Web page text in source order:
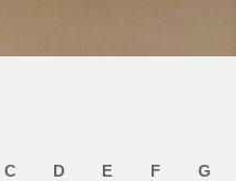
C D E F G